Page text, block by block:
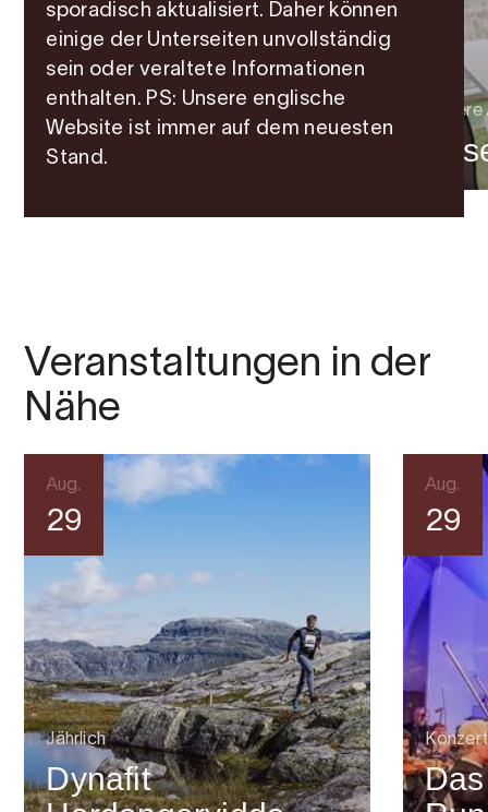
Architektur
Kjeåsen
Aussichtspunkt in
Eidfjord
Veranstaltungen in der
Nähe
Aug.
29
Jährlich
Dynafit
Aug.
29
Konzert
sporadisch aktualisiert. Daher können
einige der Unterseiten unvollständig
sein oder veraltete Informationen
enthalten. PS: Unsere englische
Website ist immer auf dem neuesten
Stand.